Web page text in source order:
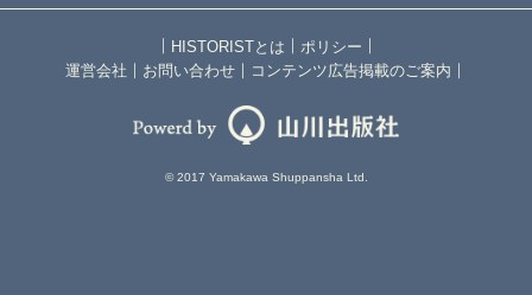
｜ HISTORISTとは ｜ ポリシー ｜
運営会社 ｜ お問い合わせ ｜ コンテンツ広告掲載のご案内 ｜
© 2017 Yamakawa Shuppansha Ltd.